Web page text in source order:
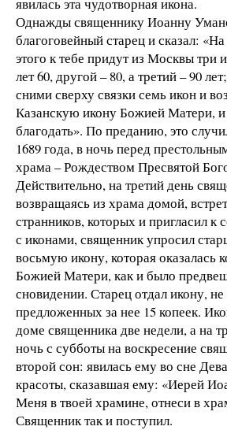
Однажды священнику Иоанну
благоговейный старец и сказал:
этого к тебе придут из Москвы три
лет 60, другой – 80, а третий – 90
сними сверху связки семь икон и
Казанскую икону Божией Матери,
благодать». По преданию, это
1689 года, в ночь перед
храма – Рождеством Пресвятой
Действительно, на третий день
возвращаясь из храма домой,
странников, которых и пригласил к
с иконами, священник упросил
восьмую икону, которая оказалась
Божией Матери, как и было
сновидении. Старец отдал икону,
предложенных за нее 15 копеек.
доме священника две недели, а на
ночь с субботы на воскресение
второй сон: явилась ему во сне
красоты, сказавшая ему: «Иерей
Меня в твоей храмине, отнеси в
Священник так и поступил.